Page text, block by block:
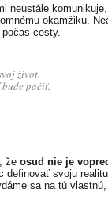
neustále
okamžiku.
cesty.
život.
bude páčiť.
že osud nie je
definovať svoju
sa na tú